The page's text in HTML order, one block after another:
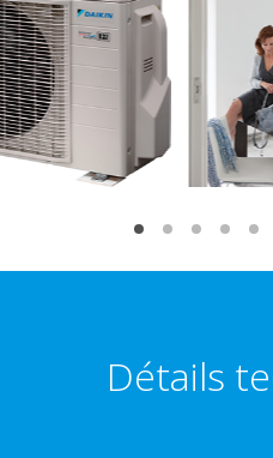
Détails